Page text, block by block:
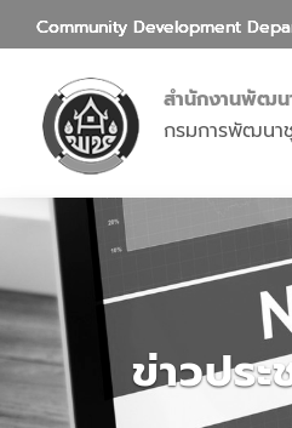
Community Development
สำนักงานพัฒน
กรมการพัฒนา
ข่าวปร